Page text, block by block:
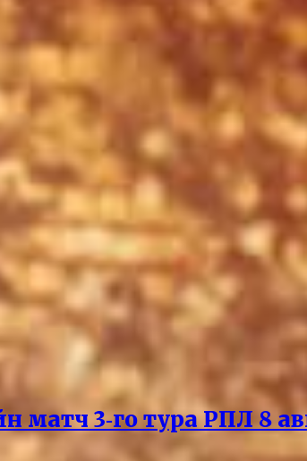
матч 3‑го тура РПЛ 8